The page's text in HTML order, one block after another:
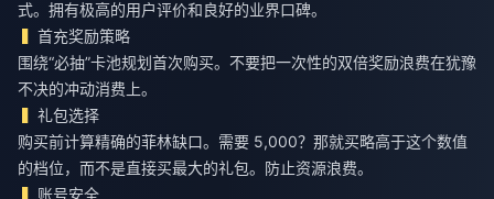
式。拥有极高的用户评价和良好的业界口碑。
首充奖励策略
围绕“必抽”卡池规划首次购买。不要把一次性的双倍奖励浪费在犹豫
不决的冲动消费上。
礼包选择
购买前计算精确的菲林缺口。需要 5,000？那就买略高于这个数值
的档位，而不是直接买最大的礼包。防止资源浪费。
账号安全